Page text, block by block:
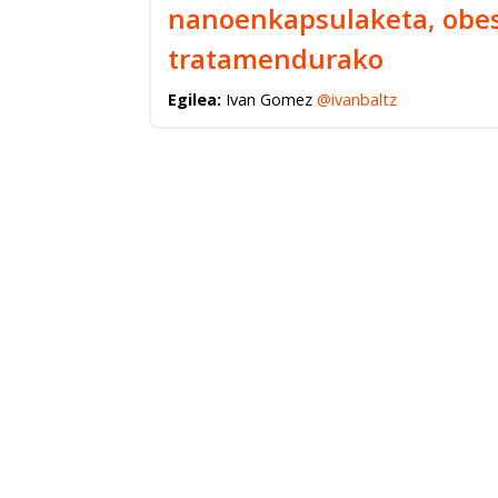
nanoenkapsulaketa,
tratamendurako
Egilea: Ivan Gomez @ivanbaltz